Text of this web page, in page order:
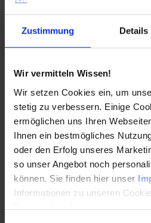
Zustimmung Details
Wir vermitteln Wissen!
Wir setzen Cookies ein, um
stetig zu verbessern. Einige
ermöglichen uns Ihren
Ihnen ein bestmögliches
oder den Erfolg unseres
so unser Angebot noch
können. Sie finden hier unser
Informationen zu unseren
Verständnis zur Bildung
Mechanische Prüfung II:
Überblick zur
Bruchmechanik:
Linear-Elastischen
Ermüdung:
Prüfmethoden
Kriechen: